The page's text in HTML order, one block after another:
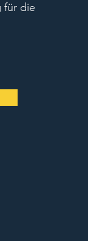
für die